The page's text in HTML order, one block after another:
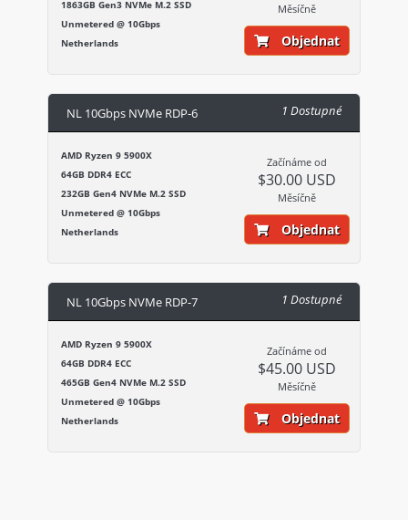
1863GB Gen3 NVMe M.2 SSD
Unmetered @ 10Gbps
Netherlands
Měsíčně
Objednat
NL 10Gbps NVMe RDP-6 1 Dostupné
AMD Ryzen 9 5900X
64GB DDR4 ECC
232GB Gen4 NVMe M.2 SSD
Unmetered @ 10Gbps
Netherlands
Začínáme od
$30.00 USD
Měsíčně
Objednat
NL 10Gbps NVMe RDP-7 1 Dostupné
AMD Ryzen 9 5900X
64GB DDR4 ECC
465GB Gen4 NVMe M.2 SSD
Unmetered @ 10Gbps
Netherlands
Začínáme od
$45.00 USD
Měsíčně
Objednat